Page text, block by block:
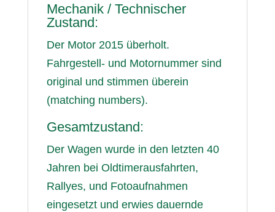
Mechanik / Technischer
Zustand:
Der Motor 2015 überholt.
Fahrgestell- und Motornummer sind
original und stimmen überein
(matching numbers).
Gesamtzustand:
Der Wagen wurde in den letzten 40
Jahren bei Oldtimerausfahrten,
Rallyes, und Fotoaufnahmen
eingesetzt und erwies dauernde